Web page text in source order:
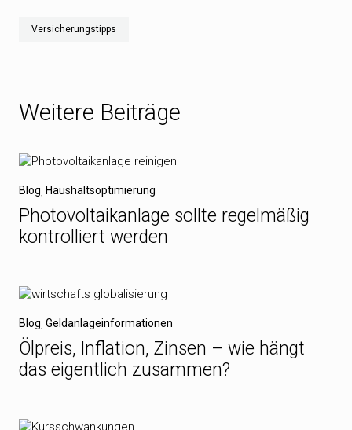
Versicherungstipps
Weitere Beiträge
Blog Haushaltsoptimierung
Photovoltaikanlage sollte regelmäßig
kontrolliert werden
Blog Geldanlageinformationen
Ölpreis, Inflation, Zinsen – wie hängt
das eigentlich zusammen?